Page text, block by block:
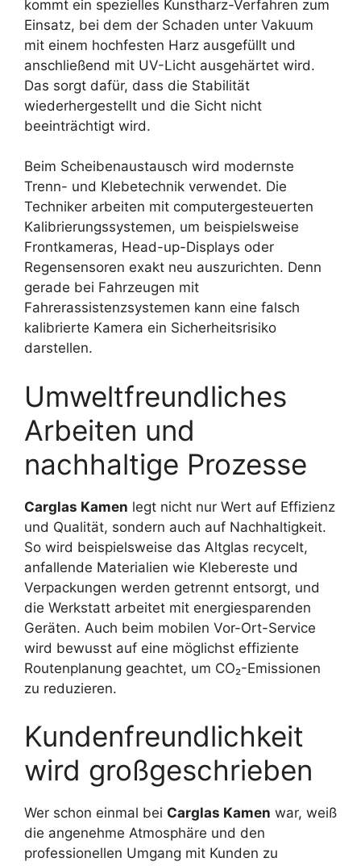
kommt ein spezielles Kunstharz-Verfahren zum
Einsatz, bei dem der Schaden unter Vakuum
mit einem hochfesten Harz ausgefüllt und
anschließend mit UV-Licht ausgehärtet wird.
Das sorgt dafür, dass die Stabilität
wiederhergestellt und die Sicht nicht
beeinträchtigt wird.
Beim Scheibenaustausch wird modernste
Trenn- und Klebetechnik verwendet. Die
Techniker arbeiten mit computergesteuerten
Kalibrierungssystemen, um beispielsweise
Frontkameras, Head-up-Displays oder
Regensensoren exakt neu auszurichten. Denn
gerade bei Fahrzeugen mit
Fahrerassistenzsystemen kann eine falsch
kalibrierte Kamera ein Sicherheitsrisiko
darstellen.
Umweltfreundliches
Arbeiten und
nachhaltige Prozesse
Carglas Kamen legt nicht nur Wert auf Effizienz
und Qualität, sondern auch auf Nachhaltigkeit.
So wird beispielsweise das Altglas recycelt,
anfallende Materialien wie Klebereste und
Verpackungen werden getrennt entsorgt, und
die Werkstatt arbeitet mit energiesparenden
Geräten. Auch beim mobilen Vor-Ort-Service
wird bewusst auf eine möglichst effiziente
Routenplanung geachtet, um CO₂-Emissionen
zu reduzieren.
Kundenfreundlichkeit
wird großgeschrieben
Wer schon einmal bei Carglas Kamen war, weiß
die angenehme Atmosphäre und den
professionellen Umgang mit Kunden zu